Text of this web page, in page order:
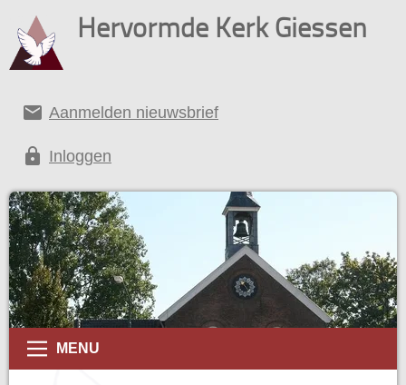
Hervormde Kerk Giessen
email Aanmelden nieuwsbrief
lock Inloggen
MENU